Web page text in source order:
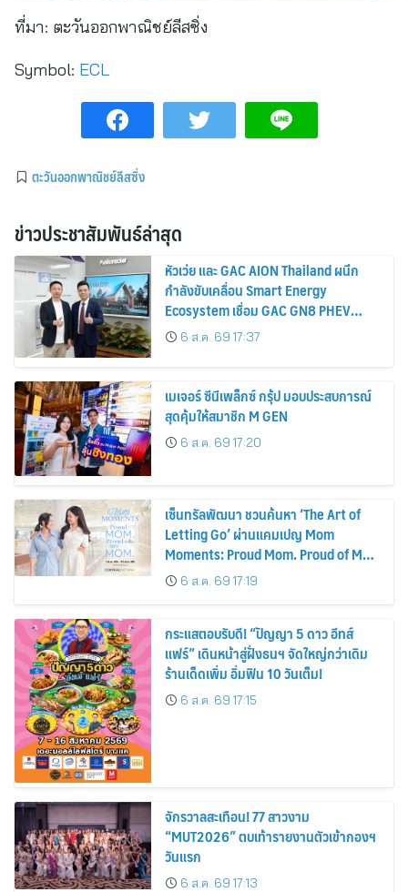
ที่มา: ตะวันออกพาณิชย์ลีสซิ่ง
Symbol: ECL
ตะวันออกพาณิชย์ลีสซิ่ง
ข่าวประชาสัมพันธ์ล่าสุด
หัวเว่ย และ GAC AION Thailand ผนึก
กำลังขับเคลื่อน Smart Energy
Ecosystem เชื่อม GAC GN8 PHEV
รถยนต์ MPV ระดับพรีเมียม เข้ากับ
พลังงานแสงอาทิตย์ภายในบ้าน
6 ส.ค. 69 17:37
เมเจอร์ ซีนีเพล็กซ์ กรุ้ป มอบประสบการณ์
สุดคุ้มให้สมาชิก M GEN
6 ส.ค. 69 17:20
เซ็นทรัลพัฒนา ชวนค้นหา ‘The Art of
Letting Go’ ผ่านแคมเปญ Mom
Moments: Proud Mom. Proud of My
Mom.6 ส.ค. 69 17:19
กระแสตอบรับดี! “ปัญญา 5 ดาว อีทส์
แฟร์” เดินหน้าสู่ฝั่งธนฯ จัดใหญ่กว่าเดิม
ร้านเด็ดเพิ่ม อิ่มฟิน 10 วันเต็ม!
6 ส.ค. 69 17:15
จักรวาลสะเทือน! 77 สาวงาม
“MUT2026” ตบเท้ารายงานตัวเข้ากองฯ
วันแรก
6 ส.ค. 69 17:13